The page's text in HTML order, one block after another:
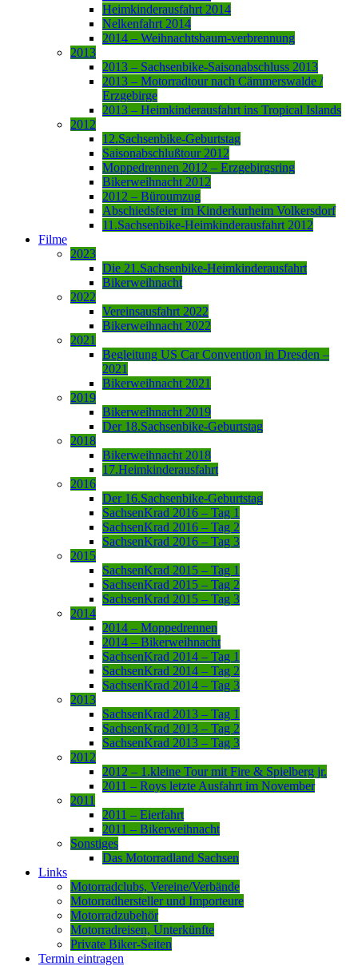
Heimkinderausfahrt 2014
Nelkenfahrt 2014
2014 – Weihnachtsbaum-verbrennung
2013
2013 – Sachsenbike-Saisonabschluss 2013
2013 – Motorradtour nach Cämmerswalde /
Erzgebirge
2013 – Heimkinderausfahrt ins Tropical Islands
2012
12.Sachsenbike-Geburtstag
Saisonabschlußtour 2012
Moppedrennen 2012 – Erzgebirgsring
Bikerweihnacht 2012
2012 – Büroumzug
Abschiedsfeier im Kinderkurheim Volkersdorf
11.Sachsenbike-Heimkinderausfahrt 2012
Filme
2023
Die 21.Sachsenbike-Heimkinderausfahrt
Bikerweihnacht
2022
Vereinsausfahrt 2022
Bikerweihnacht 2022
2021
Begleitung US Car Convention in Dresden –
2021
Bikerweihnacht 2021
2019
Bikerweihnacht 2019
Der 18.Sachsenbike-Geburtstag
2018
Bikerweihnacht 2018
17.Heimkinderausfahrt
2016
Der 16.Sachsenbike-Geburtstag
SachsenKrad 2016 – Tag 1
SachsenKrad 2016 – Tag 2
SachsenKrad 2016 – Tag 3
2015
SachsenKrad 2015 – Tag 1
SachsenKrad 2015 – Tag 2
SachsenKrad 2015 – Tag 3
2014
2014 – Moppedrennen
2014 – Bikerweihnacht
SachsenKrad 2014 – Tag 1
SachsenKrad 2014 – Tag 2
SachsenKrad 2014 – Tag 3
2013
SachsenKrad 2013 – Tag 1
SachsenKrad 2013 – Tag 2
SachsenKrad 2013 – Tag 3
2012
2012 – 1.kleine Tour mit Fire & Spielberg jr.
2011 – Roys letzte Ausfahrt im November
2011
2011 – Eierfahrt
2011 – Bikerweihnacht
Sonstiges
Das Motorradland Sachsen
Links
Motorradclubs, Vereine/Verbände
Motorradhersteller und Importeure
Motorradzubehör
Motorradreisen, Unterkünfte
Private Biker-Seiten
Termin eintragen